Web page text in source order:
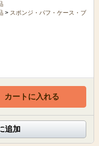
> スポンジ・パフ・ケース・ブ
カートに入れる
追加